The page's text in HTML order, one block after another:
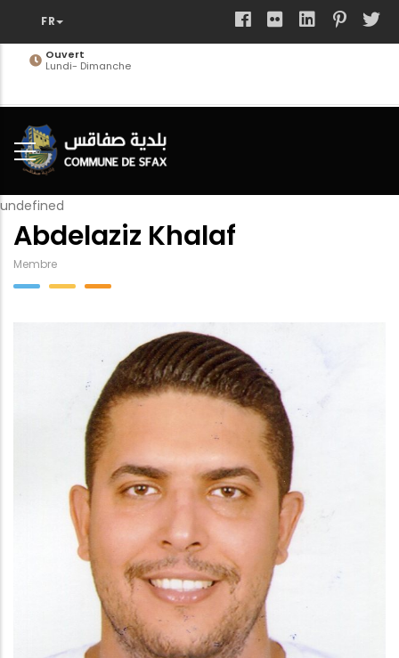
contenuOuvert
Lundi- Dimanche
undefined
Abdelaziz Khalaf
Membre